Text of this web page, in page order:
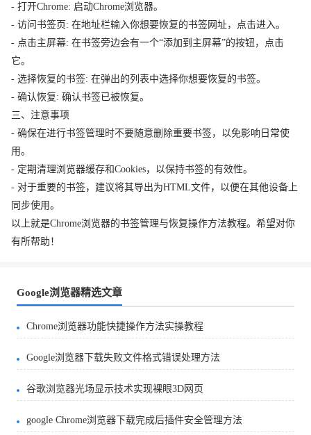
- 打开Chrome: 启动Chrome浏览器。
- 访问书签页: 在地址栏输入你想要恢复的书签网址，点击进入。
- 点击主屏幕: 在书签旁边会有一个“添加到主屏幕”的按钮，点击
它。
- 选择恢复的书签: 在弹出的列表中选择你想要恢复的书签。
- 确认恢复: 确认书签已被恢复。
三、注意事项
- 确保在进行书签管理时不要随意删除重要书签，以免影响日常使
用。
- 定期清理浏览器缓存和Cookies，以保持书签的有效性。
- 对于重要的书签，建议将其导出为HTML文件，以便在其他设备上
同步使用。
以上就是Chrome浏览器的书签管理与恢复操作方法教程。希望对你
有所帮助！
Google浏览器精选文章
Chrome浏览器功能快捷操作方法实操教程
Google浏览器下载失败文件格式错误处理方法
谷歌浏览器光场显示技术实现裸眼3D网页
google Chrome浏览器下载完成后插件安全管理方法